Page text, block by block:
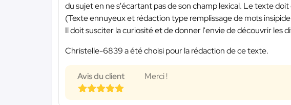
du sujet en ne s'écartant pas de son champ lexical. Le texte
(Texte ennuyeux et rédaction type remplissage de mots
Il doit susciter la curiosité et de donner l'envie de découvrir les
Christelle-6839 a été choisi pour la rédaction de ce texte.
Avis du client Merci !